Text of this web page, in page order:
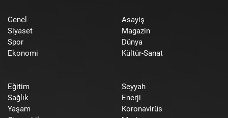
Genel
Siyaset
Spor
Ekonomi
Asayiş
Magazin
Dünya
Kültür-Sanat
Eğitim
Sağlık
Yaşam
Seyyah
Enerji
Koronavirüs